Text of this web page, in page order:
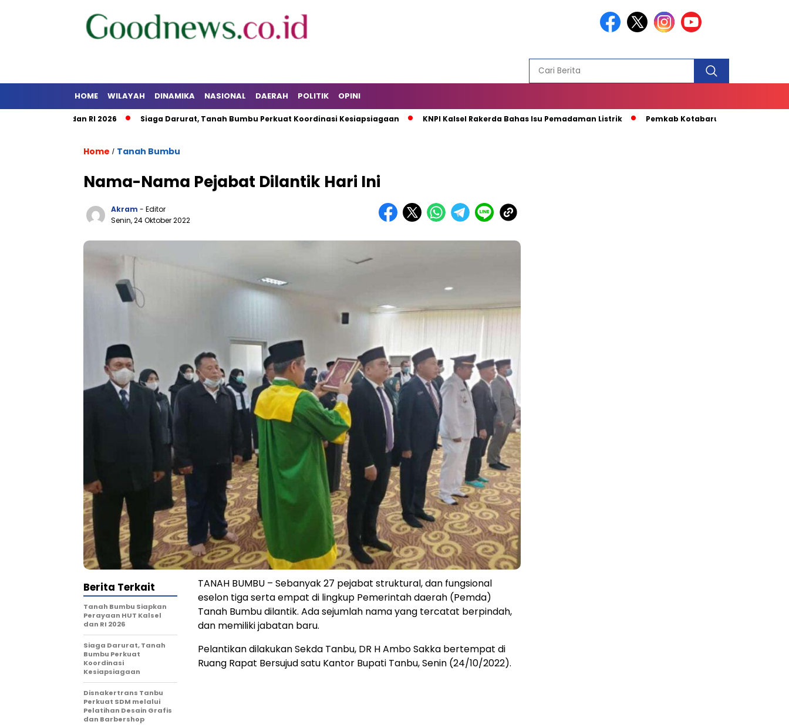
HOME WILAYAH DINAMIKA NASIONAL DAERAH POLITIK OPINI
Kalsel dan RI 2026 Siaga Darurat, Tanah Bumbu Perkuat Koordinasi Kesiapsiagaan KNPI Kalsel Rakerda Bahas Isu Pemadaman Listrik Pemkab Kotabaru Apresiasi Kunjungan
Home / Tanah Bumbu
Nama-Nama Pejabat Dilantik Hari Ini
Akram - Editor
Senin, 24 Oktober 2022
TANAH BUMBU – Sebanyak 27 pejabat struktural, dan fungsional
eselon tiga serta empat di lingkup Pemerintah daerah (Pemda)
Tanah Bumbu dilantik. Ada sejumlah nama yang tercatat berpindah,
dan memiliki jabatan baru.
Pelantikan dilakukan Sekda Tanbu, DR H Ambo Sakka bertempat di
Ruang Rapat Bersujud satu Kantor Bupati Tanbu, Senin (24/10/2022).
Berita Terkait
Tanah Bumbu Siapkan
Perayaan HUT Kalsel
dan RI 2026
Siaga Darurat, Tanah
Bumbu Perkuat
Koordinasi
Kesiapsiagaan
Disnakertrans Tanbu
Perkuat SDM melalui
Pelatihan Desain Grafis
dan Barbershop